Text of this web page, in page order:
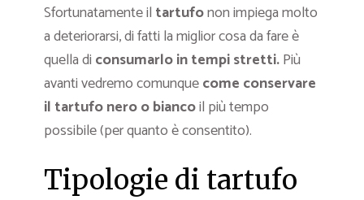
Sfortunatamente il tartufonon impiega molto
a deteriorarsi, di fatti la miglior cosa da fare è
quella di consumarlo in tempi stretti.Più
avanti vedremo comunquecome conservare
il tartufo nero o biancoil più tempo
possibile (per quanto è consentito).
Tipologie di tartufo